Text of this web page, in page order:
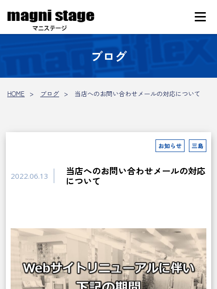
ブログ
HOME ブログ 当店へのお問い合わせメールの対応について
お知らせ 三島
2022.06.13
当店へのお問い合わせメールの対応
について